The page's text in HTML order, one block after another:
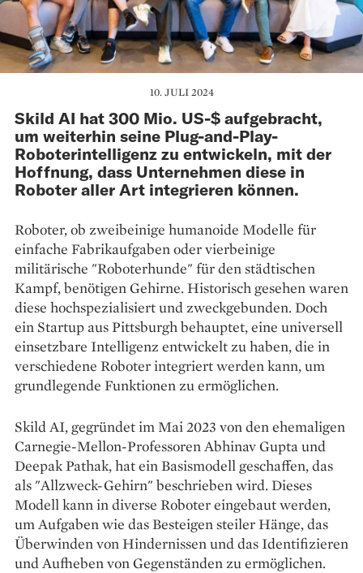
10. JULI 2024
Skild AI hat 300 Mio. US-$ aufgebracht,
um weiterhin seine Plug-and-Play-
Roboterintelligenz zu entwickeln, mit der
Hoffnung, dass Unternehmen diese in
Roboter aller Art integrieren können.
Roboter, ob zweibeinige humanoide Modelle für
einfache Fabrikaufgaben oder vierbeinige
militärische "Roboterhunde" für den städtischen
Kampf, benötigen Gehirne. Historisch gesehen waren
diese hochspezialisiert und zweckgebunden. Doch
ein Startup aus Pittsburgh behauptet, eine universell
einsetzbare Intelligenz entwickelt zu haben, die in
verschiedene Roboter integriert werden kann, um
grundlegende Funktionen zu ermöglichen.
Skild AI, gegründet im Mai 2023 von den ehemaligen
Carnegie-Mellon-Professoren Abhinav Gupta und
Deepak Pathak, hat ein Basismodell geschaffen, das
als "Allzweck-Gehirn" beschrieben wird. Dieses
Modell kann in diverse Roboter eingebaut werden,
um Aufgaben wie das Besteigen steiler Hänge, das
Überwinden von Hindernissen und das Identifizieren
und Aufheben von Gegenständen zu ermöglichen.